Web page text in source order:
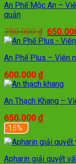
An Phế Mộc An –
quản
750.000₫ Giá
gốc
An Phế Plus – Viên
600.000₫
An Thạch Khang –
650.000₫
-15%
Apharin giải quyết